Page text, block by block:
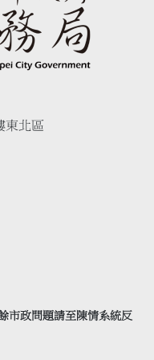
東北區
市政問題請至陳情系統反